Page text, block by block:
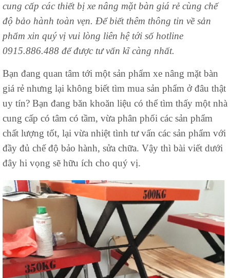
cung cấp các thiết bị xe nâng mặt bàn giá rẻ cùng chế
độ bảo hành toàn vẹn. Để biết thêm thông tin về sản
phẩm xin quý vị vui lòng liên hệ tới số hotline
0915.886.488 để được tư vấn kĩ càng nhất.
Bạn đang quan tâm tới một sản phẩm xe nâng mặt bàn
giá rẻ nhưng lại không biết tìm mua sản phẩm ở đâu thật
uy tín? Bạn đang băn khoăn liệu có thể tìm thấy một nhà
cung cấp có tâm có tầm, vừa phân phối các sản phẩm
chất lượng tốt, lại vừa nhiệt tình tư vấn các sản phẩm với
đầy đủ chế độ bảo hành, sửa chữa. Vậy thì bài viết dưới
đây hi vọng sẽ hữu ích cho quý vị.